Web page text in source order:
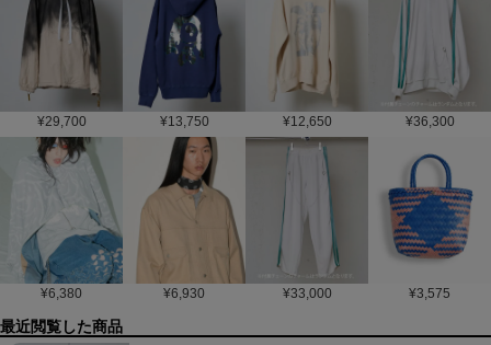
¥29,700 ¥13,750 ¥12,650 ¥36,300
¥6,380 ¥6,930 ¥33,000 ¥3,575
最近閲覧した商品